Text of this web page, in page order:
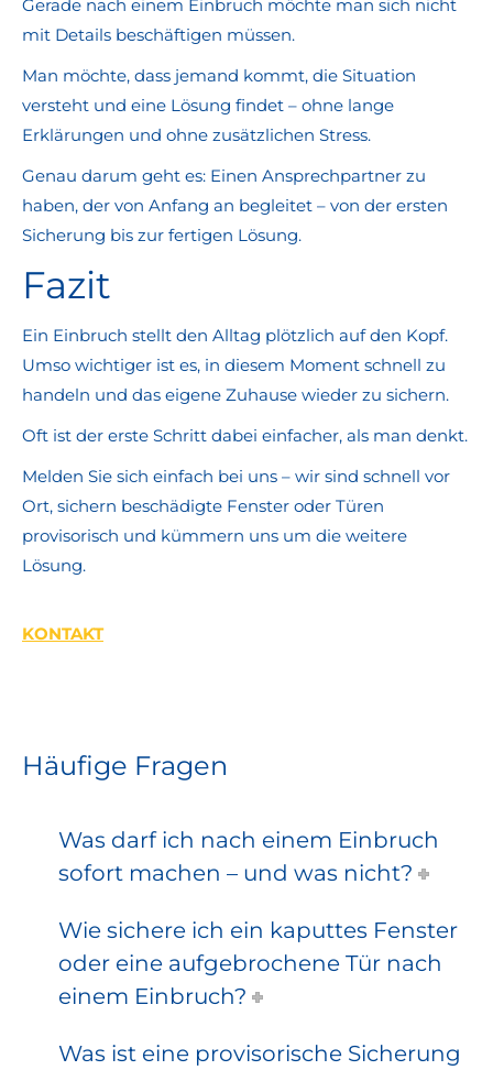
Gerade nach einem Einbruch möchte man sich nicht
mit Details beschäftigen müssen.
Man möchte, dass jemand kommt, die Situation
versteht und eine Lösung findet – ohne lange
Erklärungen und ohne zusätzlichen Stress.
Genau darum geht es: Einen Ansprechpartner zu
haben, der von Anfang an begleitet – von der ersten
Sicherung bis zur fertigen Lösung.
Fazit
Ein Einbruch stellt den Alltag plötzlich auf den Kopf.
Umso wichtiger ist es, in diesem Moment schnell zu
handeln und das eigene Zuhause wieder zu sichern.
Oft ist der erste Schritt dabei einfacher, als man denkt.
Melden Sie sich einfach bei uns – wir sind schnell vor
Ort, sichern beschädigte Fenster oder Türen
provisorisch und kümmern uns um die weitere
Lösung.
KONTAKT
Häufige Fragen
Was darf ich nach einem Einbruch
sofort machen – und was nicht?
Wie sichere ich ein kaputtes Fenster
oder eine aufgebrochene Tür nach
einem Einbruch?
Was ist eine provisorische Sicherung